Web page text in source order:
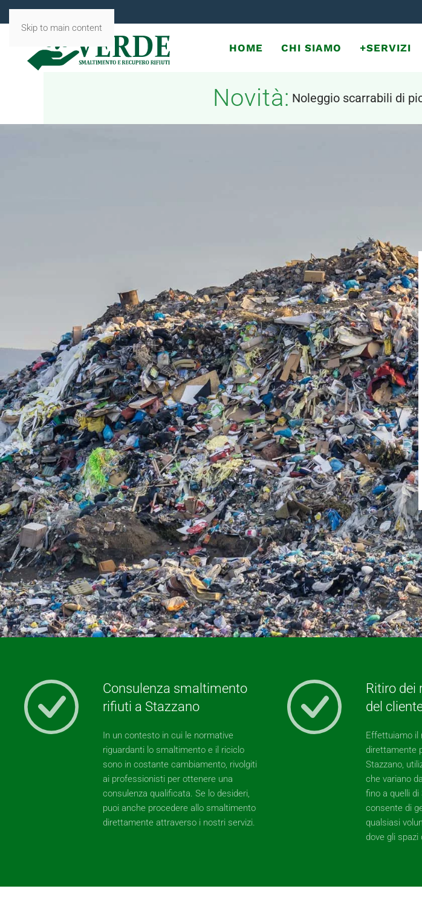
Skip to main content
HOME CHI SIAMO +SERVIZI
Novità: Noleggio scarrabili di
Consulenza smaltimento
rifiuti a Stazzano
In un contesto in cui le normative
riguardanti lo smaltimento e il riciclo
sono in costante cambiamento, rivolgiti
ai professionisti per ottenere una
consulenza qualificata. Se lo desideri,
puoi anche procedere allo smaltimento
direttamente attraverso i nostri servizi.
Ritiro dei
del
Effettuiamo il
direttamente
Stazzano,
che variano
fino a quelli
consente di
qualsiasi
dove gli